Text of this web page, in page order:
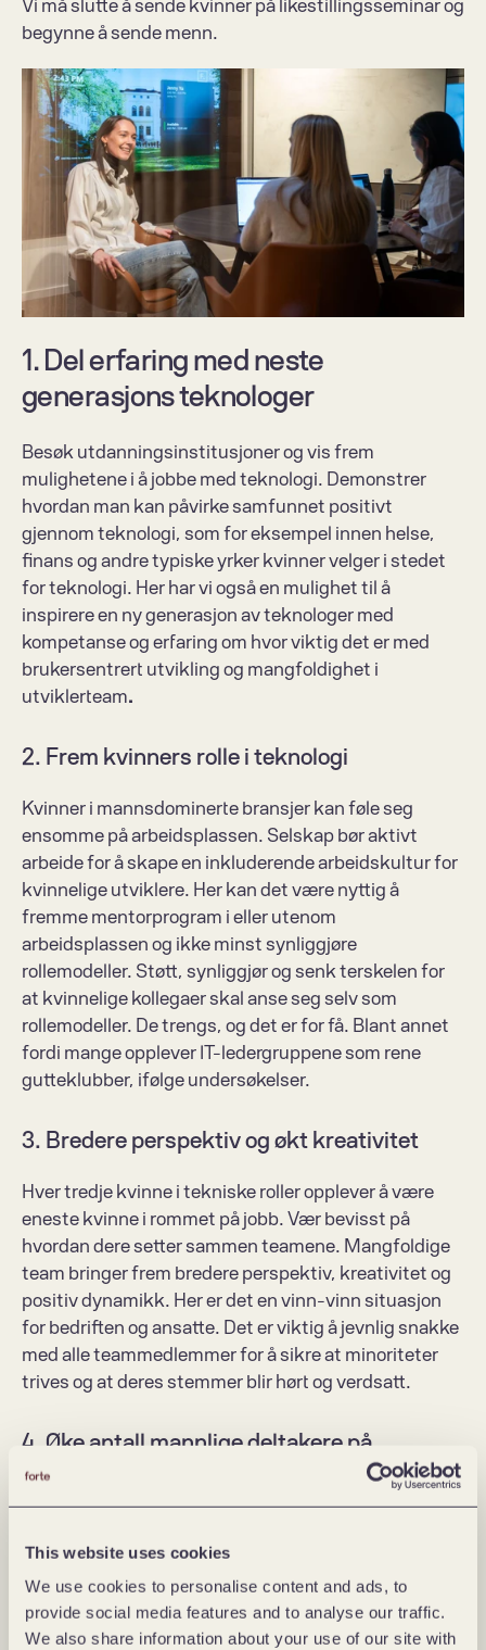
This website uses cookies
We use cookies to personalise content and ads, to
provide social media features and to analyse our traffic.
We also share information about your use of our site with
Vi må slutte å sende kvinner på likestillingsseminar og
begynne å sende menn.
1. Del erfaring med neste
generasjons teknologer
Besøk utdanningsinstitusjoner og vis frem
mulighetene i å jobbe med teknologi. Demonstrer
hvordan man kan påvirke samfunnet positivt
gjennom teknologi, som for eksempel innen helse,
finans og andre typiske yrker kvinner velger i stedet
for teknologi. Her har vi også en mulighet til å
inspirere en ny generasjon av teknologer med
kompetanse og erfaring om hvor viktig det er med
brukersentrert utvikling og mangfoldighet i
utviklerteam.
2. Frem kvinners rolle i teknologi
Kvinner i mannsdominerte bransjer kan føle seg
ensomme på arbeidsplassen. Selskap bør aktivt
arbeide for å skape en inkluderende arbeidskultur for
kvinnelige utviklere. Her kan det være nyttig å
fremme mentorprogram i eller utenom
arbeidsplassen og ikke minst synliggjøre
rollemodeller. Støtt, synliggjør og senk terskelen for
at kvinnelige kollegaer skal anse seg selv som
rollemodeller. De trengs, og det er for få. Blant annet
fordi mange opplever IT-ledergruppene som rene
gutteklubber, ifølge undersøkelser.
3. Bredere perspektiv og økt kreativitet
Hver tredje kvinne i tekniske roller opplever å være
eneste kvinne i rommet på jobb. Vær bevisst på
hvordan dere setter sammen teamene. Mangfoldige
team bringer frem bredere perspektiv, kreativitet og
positiv dynamikk. Her er det en vinn-vinn situasjon
for bedriften og ansatte. Det er viktig å jevnlig snakke
med alle teammedlemmer for å sikre at minoriteter
trives og at deres stemmer blir hørt og verdsatt.
4. Øke antall mannlige deltakere på
likestillingsseminarer
foredrag med fokus på kjønnsgapet i
mannsdominerte sektorer. En gjenganger er at
majoriteten av deltakerne er kvinner som allerede er
klar over problemstillingen. Engasjer dine mannlige